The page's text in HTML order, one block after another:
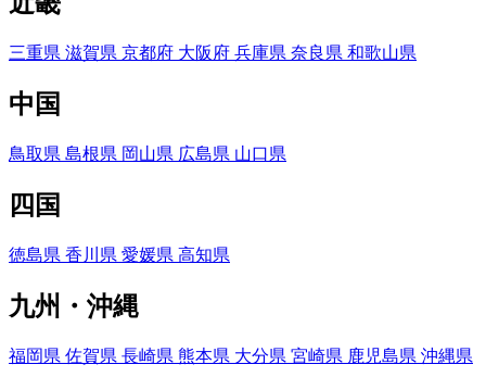
三重県 滋賀県 京都府 大阪府 兵庫県 奈良県 和歌山県
中国
鳥取県 島根県 岡山県 広島県 山口県
四国
徳島県 香川県 愛媛県 高知県
九州・沖縄
福岡県 佐賀県 長崎県 熊本県 大分県 宮崎県 鹿児島県 沖縄県